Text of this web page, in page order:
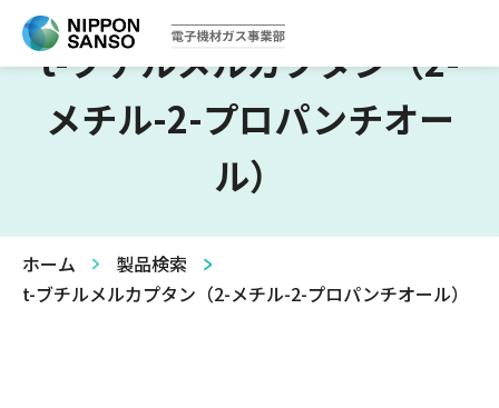
t-ブチルメルカプタン（2-
メチル-2-プロパンチオー
ル）
ホーム
製品検索
t-ブチルメルカプタン（2-メチル-2-プロパンチオール）